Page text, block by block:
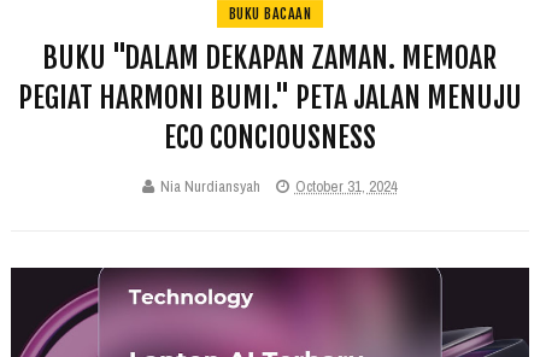
BUKU BACAAN
BUKU "DALAM DEKAPAN ZAMAN. MEMOAR
PEGIAT HARMONI BUMI." PETA JALAN MENUJU
ECO CONCIOUSNESS
Nia Nurdiansyah October 31, 2024